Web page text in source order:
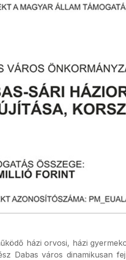
házi orvosi, házi
Dabas város dinamikusan